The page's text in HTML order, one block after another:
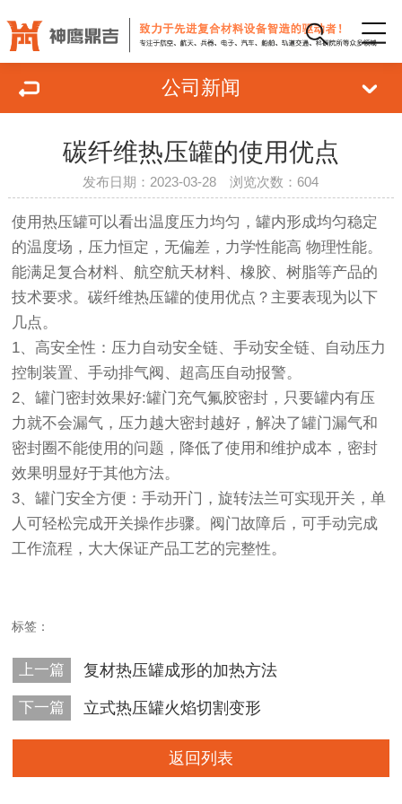
公司新闻
碳纤维热压罐的使用优点
发布日期：2023-03-28 浏览次数：604
使用热压罐可以看出温度压力均匀，罐内形成均匀稳定
的温度场，压力恒定，无偏差，力学性能高 物理性能。
能满足复合材料、航空航天材料、橡胶、树脂等产品的
技术要求。碳纤维热压罐的使用优点？主要表现为以下
几点。
1、高安全性：压力自动安全链、手动安全链、自动压力
控制装置、手动排气阀、超高压自动报警。
2、罐门密封效果好:罐门充气氟胶密封，只要罐内有压
力就不会漏气，压力越大密封越好，解决了罐门漏气和
密封圈不能使用的问题，降低了使用和维护成本，密封
效果明显好于其他方法。
3、罐门安全方便：手动开门，旋转法兰可实现开关，单
人可轻松完成开关操作步骤。阀门故障后，可手动完成
工作流程，大大保证产品工艺的完整性。
标签：
上一篇 复材热压罐成形的加热方法
下一篇 立式热压罐火焰切割变形
返回列表